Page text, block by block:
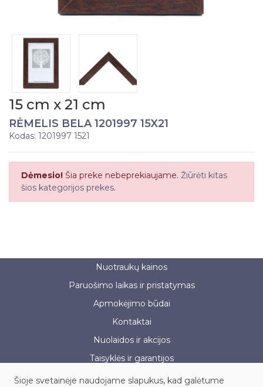
15 cm x 21 cm
RĖMELIS BELA 1201997 15X21
Kodas: 1201997 1521
Dėmesio! Šia preke nebeprekiaujame. Žiūrėti kitas
šios kategorijos prekes.
Nuotraukų kainos
Paruošimo laikas ir pristatymas
Apmokėjimo būdai
Kontaktai
Nuolaidos ir akcijos
Taisyklės ir garantijos
Šioje svetainėje naudojame slapukus, kad galėtume